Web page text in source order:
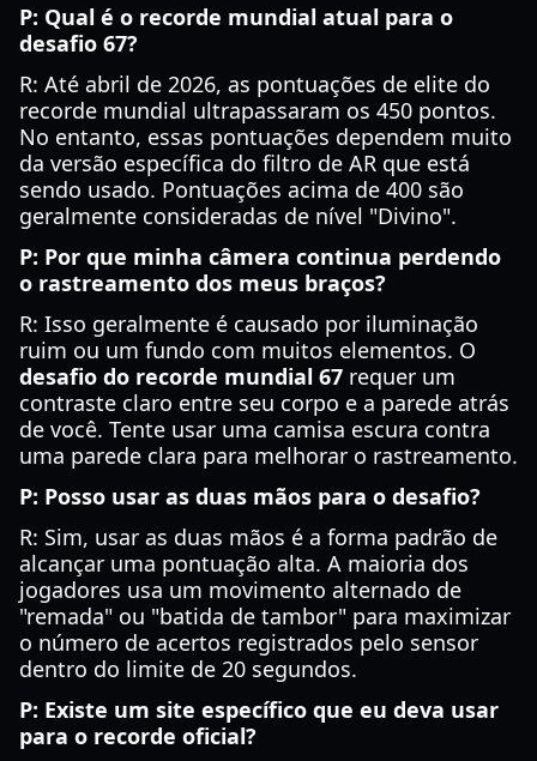
P: Qual é o recorde mundial atual para o
desafio 67?
R: Até abril de 2026, as pontuações de elite do
recorde mundial ultrapassaram os 450 pontos.
No entanto, essas pontuações dependem muito
da versão específica do filtro de AR que está
sendo usado. Pontuações acima de 400 são
geralmente consideradas de nível "Divino".
P: Por que minha câmera continua perdendo
o rastreamento dos meus braços?
R: Isso geralmente é causado por iluminação
ruim ou um fundo com muitos elementos. O
desafio do recorde mundial 67 requer um
contraste claro entre seu corpo e a parede atrás
de você. Tente usar uma camisa escura contra
uma parede clara para melhorar o rastreamento.
P: Posso usar as duas mãos para o desafio?
R: Sim, usar as duas mãos é a forma padrão de
alcançar uma pontuação alta. A maioria dos
jogadores usa um movimento alternado de
"remada" ou "batida de tambor" para maximizar
o número de acertos registrados pelo sensor
dentro do limite de 20 segundos.
P: Existe um site específico que eu deva usar
para o recorde oficial?